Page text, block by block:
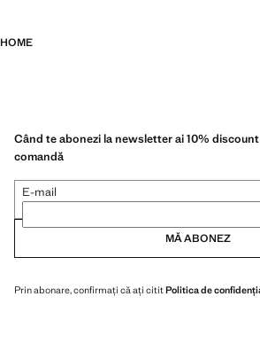
HOME
Când te abonezi la newsletter ai 10%
comandă
E-mail
MĂ ABONEZ
Prin abonare, confirmați că ați cititPolitica de